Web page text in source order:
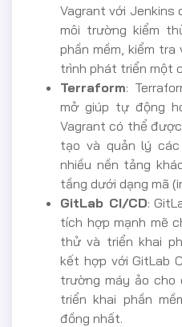
Vagrant với Jenkins
môi trường kiểm
phần mềm, kiểm
trình phát triển một
Terraform:
mở giúp tự động
Vagrant có thể
tạo và quản lý
nhiều nền tảng
tầng dưới dạng mã
GitLab CI/CD:
tích hợp mạnh mẽ
thử và triển khai
kết hợp với GitLab
trường máy ảo cho
triển khai phần
đồng nhất.